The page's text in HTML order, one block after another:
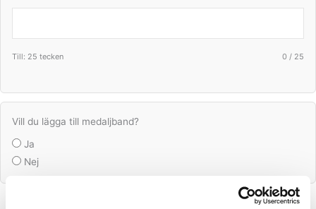
0 / 25
Till: 25 tecken
Vill du lägga till medaljband?
Ja
Nej